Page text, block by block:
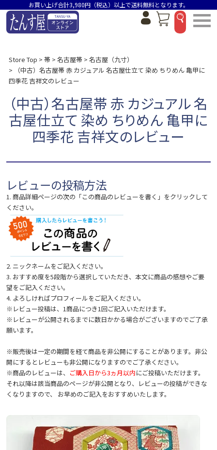
お買い上げ合計3,980円（税込）以上で送料無料となります。
Store Top 帯 名古屋帯
名古屋（九寸）
（中古）名古屋帯 赤 カジュアル 名古屋仕立て 染め ちりめん 亀甲に
四季花 吉祥文のレビュー
（中古）名古屋帯 赤 カジュアル 名
古屋仕立て 染め ちりめん 亀甲に
四季花 吉祥文のレビュー
レビューの投稿方法
1. 商品詳細ページの次の「この商品のレビューを書く」をクリックして
ください。
2. ニックネームをご記入ください。
3. おすすめ度を5段階から選択していただき、本文に商品の感想やご要
望をご記入ください。
4. よろしければプロフィールをご記入ください。
※レビュー投稿は、1商品につき1回ご記入いただけます。
※レビューが公開されるまでに数日かかる場合がございますのでご了承
願います。
※販売後は一定の期間を経て商品を非公開にすることがあります。非公
開にするとレビューも非公開になりますのでご了承ください。
※商品のレビューは、 ご購入日から3ヵ月以内にご投稿いただけます。
それ以降は該当商品のページが非公開となり、レビューの投稿ができな
くなりますので、 お早めのご記入をおすすめいたします。